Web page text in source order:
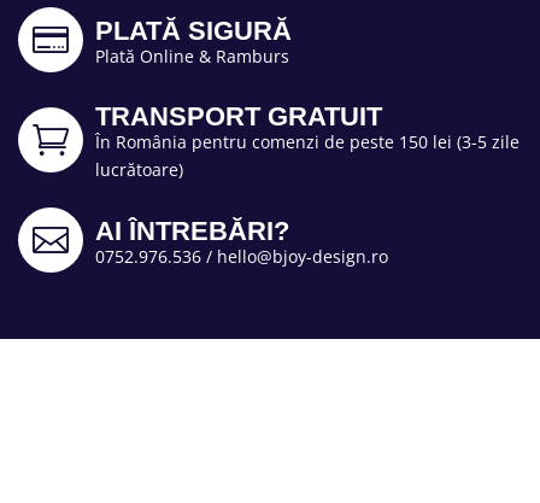
 PLATĂ SIGURĂ
Plată Online & Ramburs

TRANSPORT GRATUIT
În România pentru comenzi de peste 150 lei (3-5 zile
lucrătoare)
 AI ÎNTREBĂRI?
0752.976.536 / hello@bjoy-design.ro